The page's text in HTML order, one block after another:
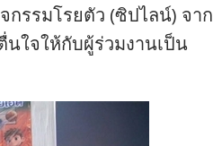
กรรมโรยตัว (ซิปไลน์) จาก
ใจให้กับผู้ร่วมงานเป็น